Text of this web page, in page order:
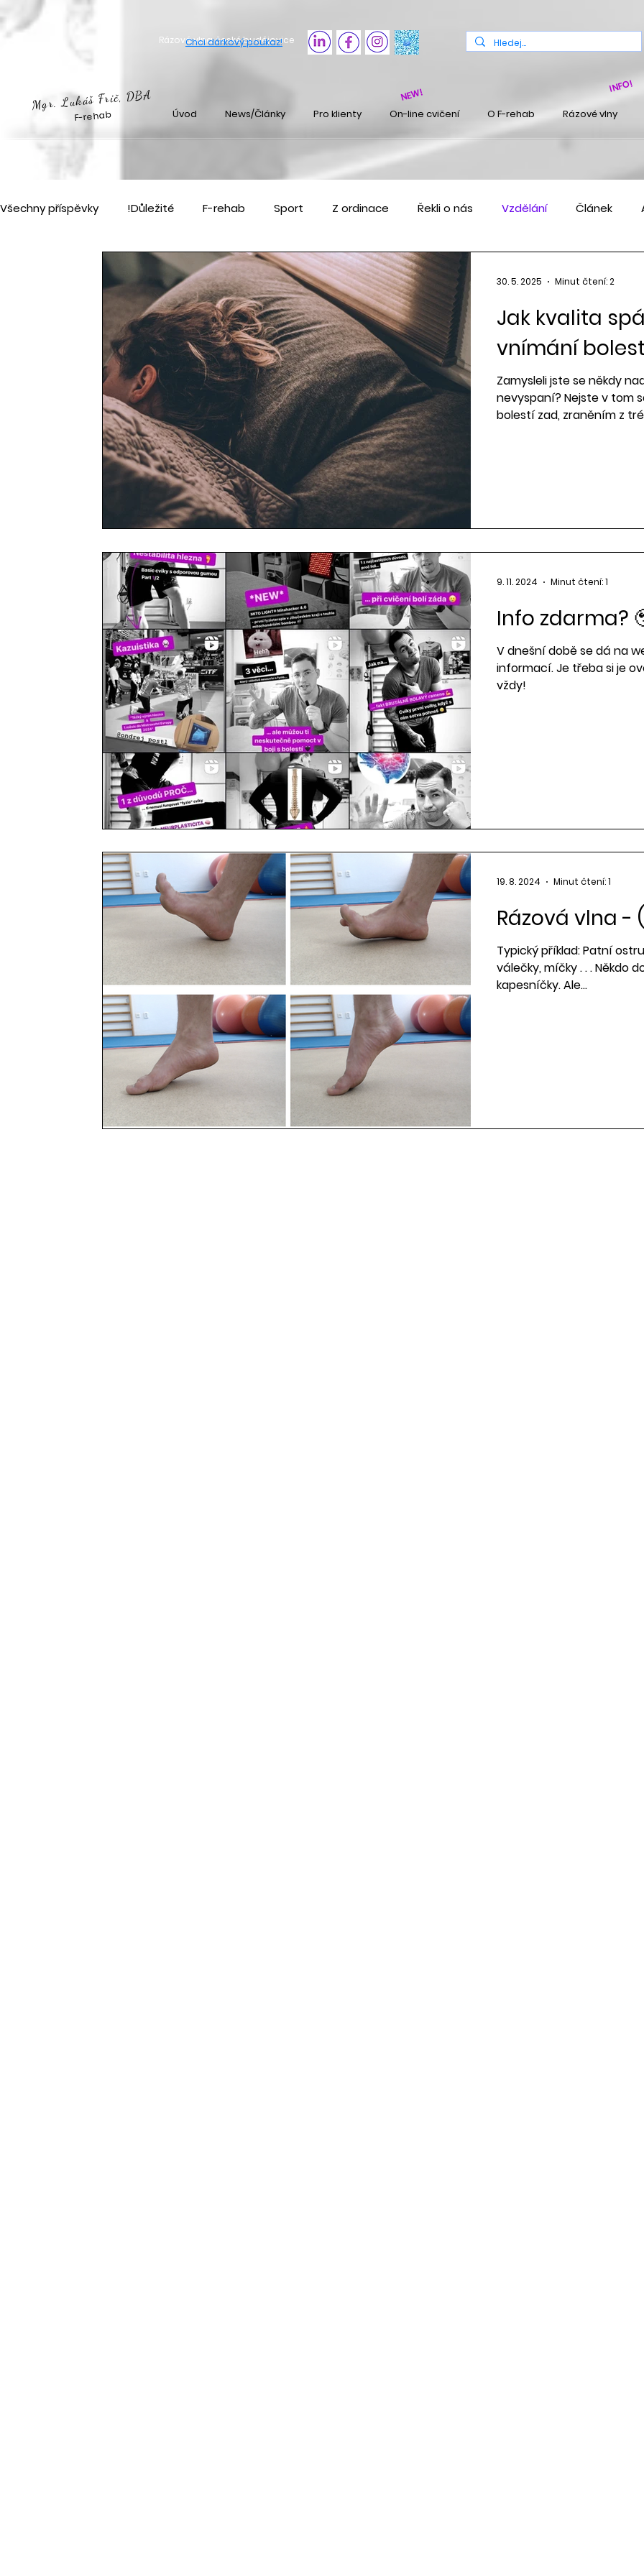
Rázová vlna české budějovice
Chci dárkový poukaz!
Mgr. Lukáš Frič, DBA
F-rehab
INFO!
NEW!
Úvod News/Články Pro klienty On-line cvičení O F-rehab Rázové vlny
Všechny příspěvky !Důležité F-rehab Sport Z ordinace Řekli o nás Vzdělání Článek
Jak kvalita
vnímání
Zamysleli jste se někdy
nevyspaní? Nejste v tom
bolestí zad, zraněním z
30. 5. 2025 Minut čtení: 2
Info zdarma?
V dnešní době se dá na
informací. Je třeba si je
vždy!
9. 11. 2024 Minut čtení: 1
Rázová vlna -
Typický příklad: Patní
válečky, míčky . . . Někdo
kapesníčky. Ale...
19. 8. 2024 Minut čtení: 1